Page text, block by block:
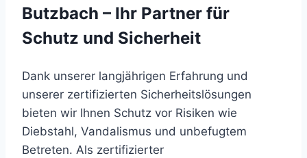
Butzbach – Ihr Partner für
Schutz und Sicherheit
Dank unserer langjährigen Erfahrung und
unserer zertifizierten Sicherheitslösungen
bieten wir Ihnen Schutz vor Risiken wie
Diebstahl, Vandalismus und unbefugtem
Betreten. Als zertifizierter